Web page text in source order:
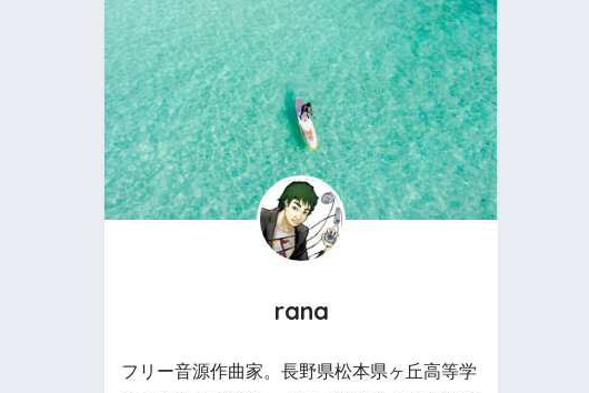
rana
フリー音源作曲家。長野県松本県ヶ丘高等学